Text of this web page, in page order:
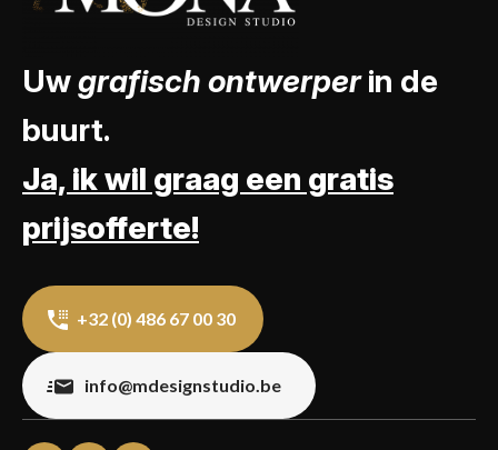
Uwgrafisch ontwerperin de
buurt.
Ja, ik wil graag een gratis
prijsofferte!
+32 (0) 486 67 00 30
info@mdesignstudio.be